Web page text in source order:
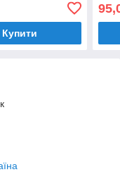
Купити